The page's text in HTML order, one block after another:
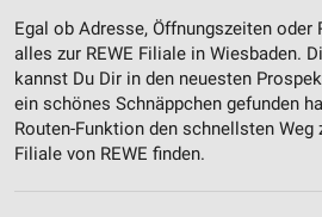
Egal ob Adresse, Öffnungszeiten oder
alles zur REWE Filiale in Wiesbaden.
kannst Du Dir in den neuesten
ein schönes Schnäppchen gefunden
Routen-Funktion den schnellsten Weg
Filiale von REWE finden.